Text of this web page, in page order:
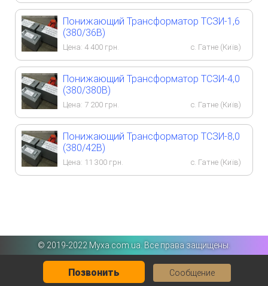
Позвонить Сообщение
Понижающий Трансформатор ТСЗИ-1,6
(380/36В)
Цена: 4 400 грн. с. Гатне (Київ)
Понижающий Трансформатор ТСЗИ-4,0
(380/380В)
Цена: 7 200 грн. с. Гатне (Київ)
Понижающий Трансформатор ТСЗИ-8,0
(380/42В)
Цена: 11 300 грн. с. Гатне (Київ)
©️ 2019-2022 Myxa.com.ua. Все права защищены.